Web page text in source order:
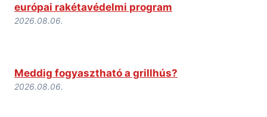
európai rakétavédelmi program
2026.08.06.
Meddig fogyasztható a grillhús?
2026.08.06.